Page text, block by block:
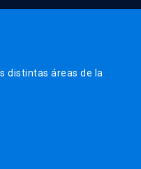
distintas áreas de la